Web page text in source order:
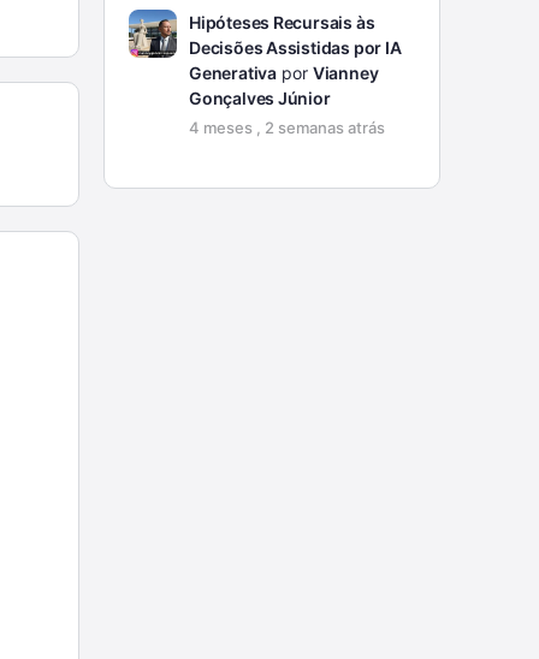
Hipóteses Recursais às
Decisões Assistidas por IA
Generativapor Vianney
Gonçalves Júnior
4 meses , 2 semanas atrás